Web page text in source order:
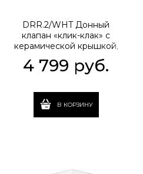
DRR.2/WHT Донный
клапан «клик-клак» с
керамической крышкой,
белый глянцевый
4 799 руб.
В КОРЗИНУ